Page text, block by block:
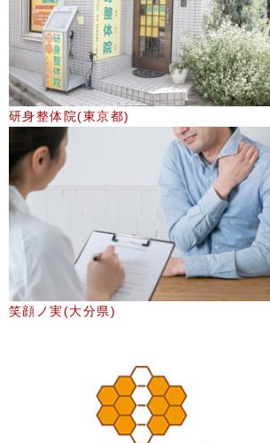
研身整体院(東京都)
笑顔ノ実(大分県)